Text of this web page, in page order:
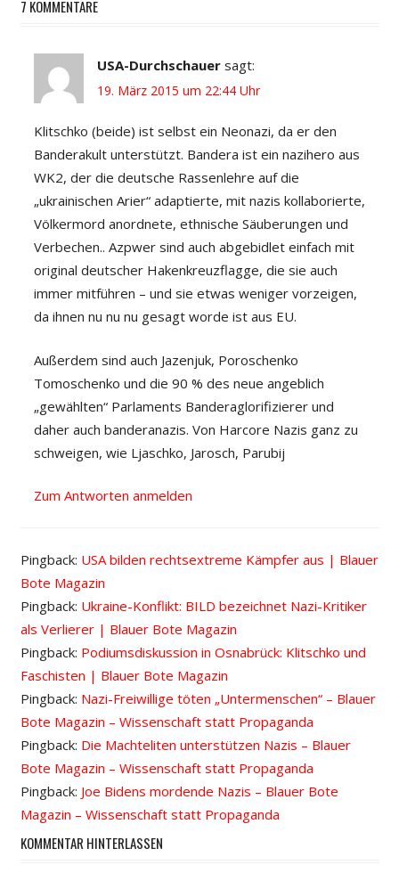
7 KOMMENTARE
USA-Durchschauer sagt:
19. März 2015 um 22:44 Uhr
Klitschko (beide) ist selbst ein Neonazi, da er den
Banderakult unterstützt. Bandera ist ein nazihero aus
WK2, der die deutsche Rassenlehre auf die
„ukrainischen Arier“ adaptierte, mit nazis kollaborierte,
Völkermord anordnete, ethnische Säuberungen und
Verbechen.. Azpwer sind auch abgebidlet einfach mit
original deutscher Hakenkreuzflagge, die sie auch
immer mitführen – und sie etwas weniger vorzeigen,
da ihnen nu nu nu gesagt worde ist aus EU.
Außerdem sind auch Jazenjuk, Poroschenko
Tomoschenko und die 90 % des neue angeblich
„gewählten“ Parlaments Banderaglorifizierer und
daher auch banderanazis. Von Harcore Nazis ganz zu
schweigen, wie Ljaschko, Jarosch, Parubij
Zum Antworten anmelden
Pingback: USA bilden rechtsextreme Kämpfer aus | Blauer
Bote Magazin
Pingback: Ukraine-Konflikt: BILD bezeichnet Nazi-Kritiker
als Verlierer | Blauer Bote Magazin
Pingback: Podiumsdiskussion in Osnabrück: Klitschko und
Faschisten | Blauer Bote Magazin
Pingback: Nazi-Freiwillige töten „Untermenschen“ – Blauer
Bote Magazin – Wissenschaft statt Propaganda
Pingback: Die Machteliten unterstützen Nazis – Blauer
Bote Magazin – Wissenschaft statt Propaganda
Pingback: Joe Bidens mordende Nazis – Blauer Bote
Magazin – Wissenschaft statt Propaganda
KOMMENTAR HINTERLASSEN